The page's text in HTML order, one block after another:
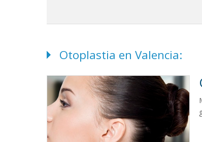
Otoplastia en Valencia: